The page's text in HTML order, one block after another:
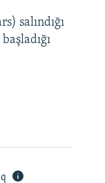
720p
1080p
salındığı